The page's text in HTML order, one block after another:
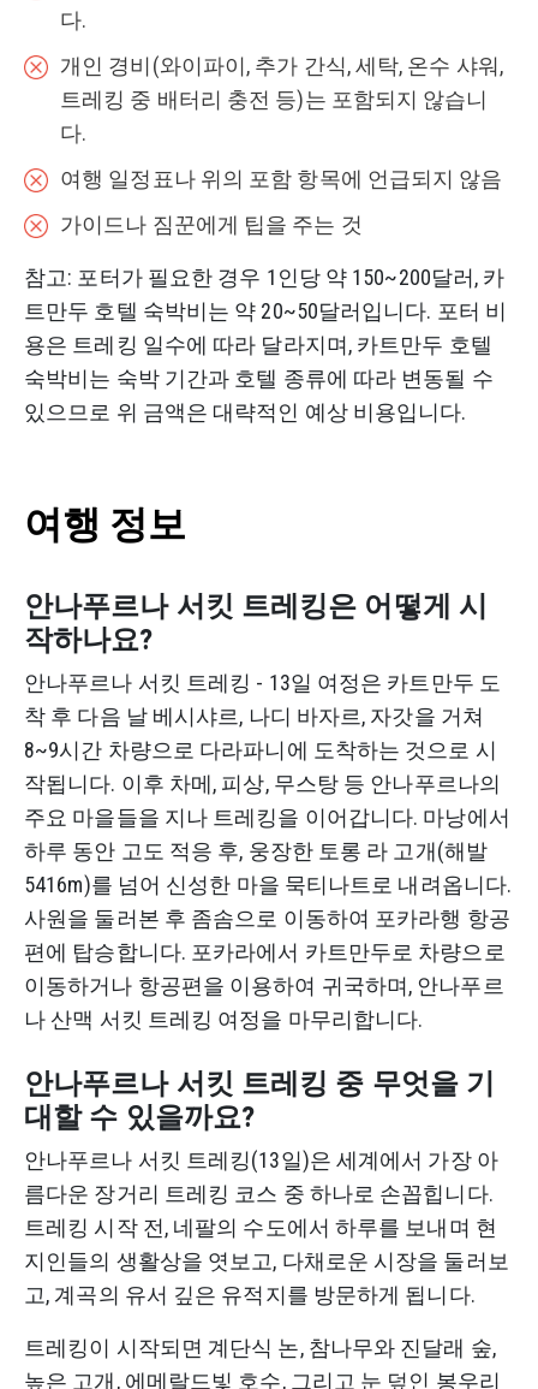
다.
개인 경비(와이파이, 추가 간식, 세탁, 온수 샤워,
트레킹 중 배터리 충전 등)는 포함되지 않습니
다.
여행 일정표나 위의 포함 항목에 언급되지 않음
가이드나 짐꾼에게 팁을 주는 것
참고: 포터가 필요한 경우 1인당 약 150~200달러, 카
트만두 호텔 숙박비는 약 20~50달러입니다. 포터 비
용은 트레킹 일수에 따라 달라지며, 카트만두 호텔
숙박비는 숙박 기간과 호텔 종류에 따라 변동될 수
있으므로 위 금액은 대략적인 예상 비용입니다.
여행 정보
안나푸르나 서킷 트레킹은 어떻게 시
작하나요?
안나푸르나 서킷 트레킹 - 13일 여정은 카트만두 도
착 후 다음 날 베시샤르, 나디 바자르, 자갓을 거쳐
8~9시간 차량으로 다라파니에 도착하는 것으로 시
작됩니다. 이후 차메, 피상, 무스탕 등 안나푸르나의
주요 마을들을 지나 트레킹을 이어갑니다. 마낭에서
하루 동안 고도 적응 후, 웅장한 토롱 라 고개(해발
5416m)를 넘어 신성한 마을 묵티나트로 내려옵니다.
사원을 둘러본 후 좀솜으로 이동하여 포카라행 항공
편에 탑승합니다. 포카라에서 카트만두로 차량으로
이동하거나 항공편을 이용하여 귀국하며, 안나푸르
나 산맥 서킷 트레킹 여정을 마무리합니다.
안나푸르나 서킷 트레킹 중 무엇을 기
대할 수 있을까요?
안나푸르나 서킷 트레킹(13일)은 세계에서 가장 아
름다운 장거리 트레킹 코스 중 하나로 손꼽힙니다.
트레킹 시작 전, 네팔의 수도에서 하루를 보내며 현
지인들의 생활상을 엿보고, 다채로운 시장을 둘러보
고, 계곡의 유서 깊은 유적지를 방문하게 됩니다.
트레킹이 시작되면 계단식 논, 참나무와 진달래 숲,
높은 고개, 에메랄드빛 호수, 그리고 눈 덮인 봉우리